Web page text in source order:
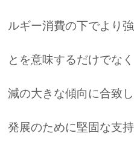
ルギー消費の下でより
とを意味するだけでな
減の大きな傾向に合致
発展のために堅固な支